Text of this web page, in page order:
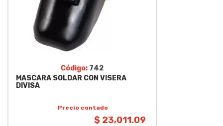
Código: 742
MASCARA SOLDAR CON VISERA
DIVISA
Precio contado
$ 23,011.09